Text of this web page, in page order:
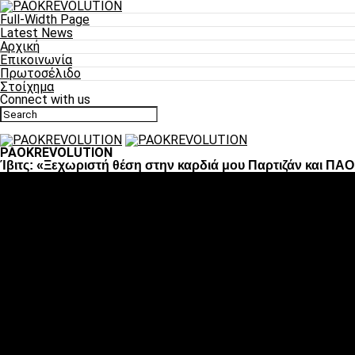
Full-Width Page
Latest News
Αρχική
Επικοινωνία
Πρωτοσέλιδο
Στοίχημα
Connect with us
PAOKREVOLUTION
Ίβιτς: «Ξεχωριστή θέση στην καρδιά μου Παρτιζάν και